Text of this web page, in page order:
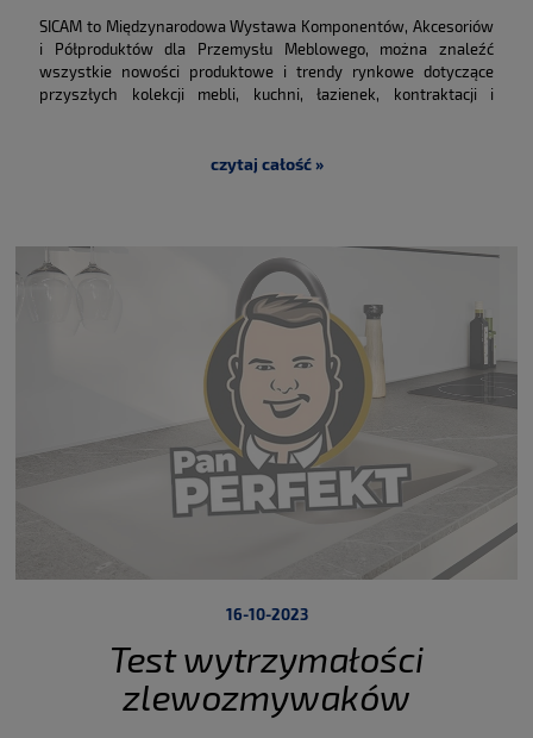
SICAM to Międzynarodowa Wystawa Komponentów, Akcesoriów
i Półproduktów dla Przemysłu Meblowego, można znaleźć
wszystkie nowości produktowe i trendy rynkowe dotyczące
przyszłych kolekcji mebli, kuchni, łazienek, kontraktacji i
ważniejsze, ponieważ podstawą jest osobiste spotkanie z
czytaj całość »
Test wytrzymałości
zlewozmywaków
16-10-2023